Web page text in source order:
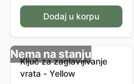
Dodaj u korpu
Nema na stanju
Ključ za zaglavljivanje
vrata - Yellow